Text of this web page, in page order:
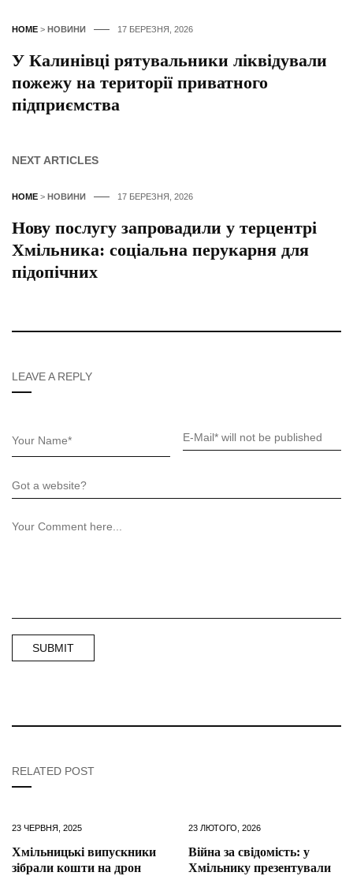
HOME > НОВИНИ 17 БЕРЕЗНЯ, 2026
У Калинівці рятувальники ліквідували
пожежу на території приватного
підприємства
NEXT ARTICLES
HOME > НОВИНИ 17 БЕРЕЗНЯ, 2026
Нову послугу запровадили у терцентрі
Хмільника: соціальна перукарня для
підопічних
LEAVE A REPLY
RELATED POST
23 ЧЕРВНЯ, 2025
Хмільницькі випускники
зібрали кошти на дрон
23 ЛЮТОГО, 2026
Війна за свідомість: у
Хмільнику презентували